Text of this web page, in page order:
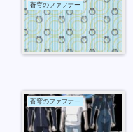
蒼穹のファフナー
蒼穹のファフナー